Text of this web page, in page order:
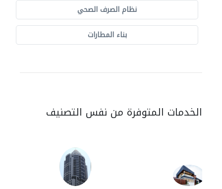
نظام الصرف الصحي
بناء المطارات
الخدمات المتوفرة من نفس التصنيف